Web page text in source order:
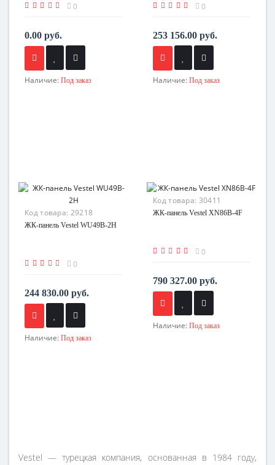
0
0.00 руб.
Наличие: Под заказ
0
253 156.00 руб.
Наличие: Под заказ
Код товара: 29218
ЖК-панель Vestel WU49B-2H
0
244 830.00 руб.
Наличие: Под заказ
Код товара: 30411
ЖК-панель Vestel XN86B-4F
0
790 327.00 руб.
Наличие: Под заказ
Vestel — турецкая компания, основанная в 1984 году,